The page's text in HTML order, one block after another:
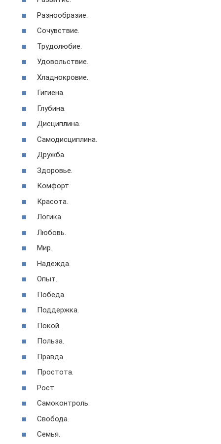
Разнообразие.
Сочувствие.
Трудолюбие.
Удовольствие.
Хладнокровие.
Гигиена.
Глубина.
Дисциплина.
Самодисциплина.
Дружба.
Здоровье.
Комфорт.
Красота.
Логика.
Любовь.
Мир.
Надежда.
Опыт.
Победа.
Поддержка.
Покой.
Польза.
Правда.
Простота.
Рост.
Самоконтроль.
Свобода.
Семья.